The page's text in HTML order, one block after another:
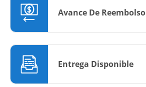
Avance De Reembolso
Entrega Disponible